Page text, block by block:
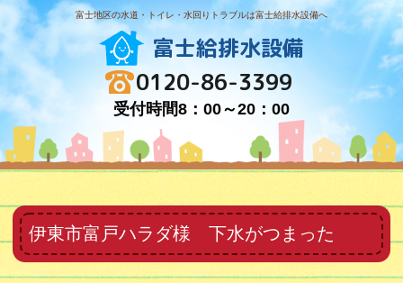
富士地区の水道・トイレ・水回りトラブルは富士給排水設備へ
富士給排水設備
0120-86-3399
受付時間8：00～20：00
伊東市富戸ハラダ様 下水がつまった